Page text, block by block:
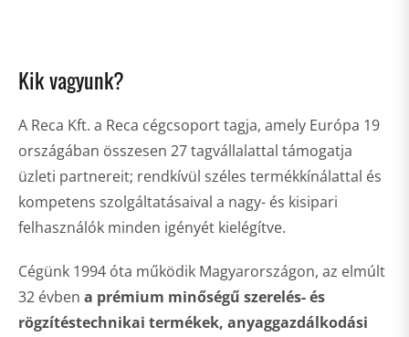
Kik vagyunk?
A Reca Kft. a Reca cégcsoport tagja, amely Európa 19
országában összesen 27 tagvállalattal támogatja
üzleti partnereit; rendkívül széles termékkínálattal és
kompetens szolgáltatásaival a nagy- és kisipari
felhasználók minden igényét kielégítve.
Cégünk 1994 óta működik Magyarországon, az elmúlt
32 évben a prémium minőségű szerelés- és
rögzítéstechnikai termékek, anyaggazdálkodási